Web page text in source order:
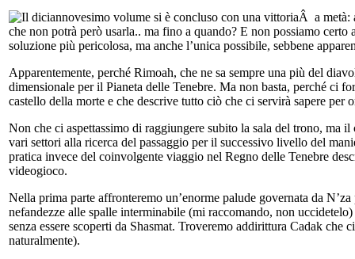
Il diciannovesimo volume si è concluso con una vittoriaÂ a
che non potrà però usarla.. ma fino a quando? E non possiamo
soluzione più pericolosa, ma anche l’unica possibile, sebbene
Apparentemente, perché Rimoah, che ne sa sempre una più del
dimensionale per il Pianeta delle Tenebre. Ma non basta, perché ci
castello della morte e che descrive tutto ciò che ci servirà sapere per
Non che ci aspettassimo di raggiungere subito la sala del trono, ma
vari settori alla ricerca del passaggio per il successivo livello del
pratica invece del coinvolgente viaggio nel Regno delle Tenebre
videogioco.
Nella prima parte affronteremo un’enorme palude governata da
nefandezze alle spalle interminabile (mi raccomando, non
senza essere scoperti da Shasmat. Troveremo addirittura Cadak
naturalmente).